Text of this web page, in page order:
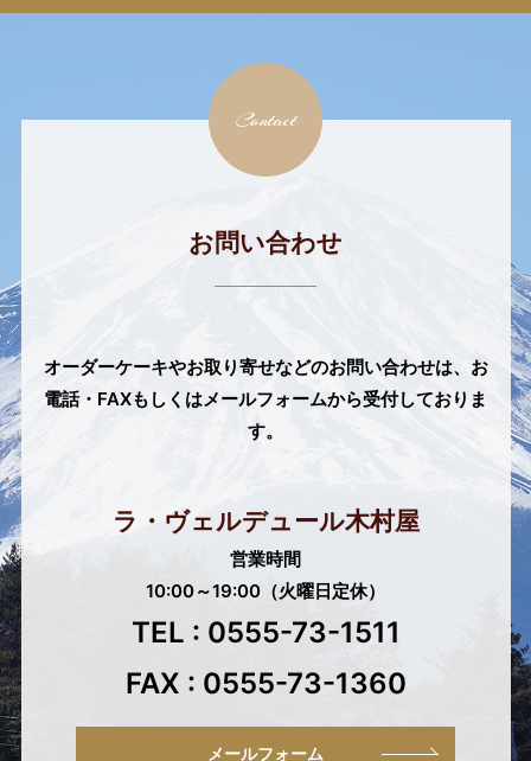
Contact
お問い合わせ
オーダーケーキやお取り寄せなどのお問い合わせは、 お
電話・FAXもしくはメールフォームから受付しておりま
す。
ラ・ヴェルデュール木村屋
営業時間
10:00～19:00（火曜日定休）
TEL : 0555-73-1511
FAX : 0555-73-1360
メールフォーム